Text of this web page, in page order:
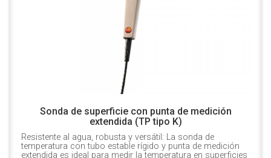
Sonda de superficie con punta de medición
extendida (TP tipo K)
Resistente al agua, robusta y versátil: La sonda de
temperatura con tubo estable rígido y punta de medición
extendida es ideal para medir la temperatura en superficies